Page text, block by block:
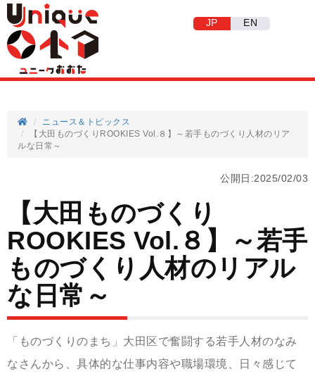
JP EN
ニュース＆トピックス
【大田ものづくりROOKIES Vol.８】～若手ものづくり人材のリア
ルな日常～
公開日:2025/02/03
【大田ものづくり
ROOKIES Vol.８】～若手
ものづくり人材のリアル
な日常～
「ものづくりのまち」大田区で奮闘する若手人材のなみ
なさんから、具体的な仕事内容や職場環境、日々感じて